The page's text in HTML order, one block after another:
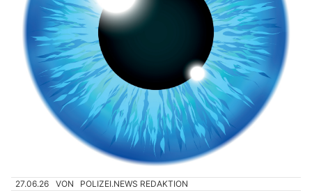
27.06.26 VON POLIZEI.NEWS REDAKTION